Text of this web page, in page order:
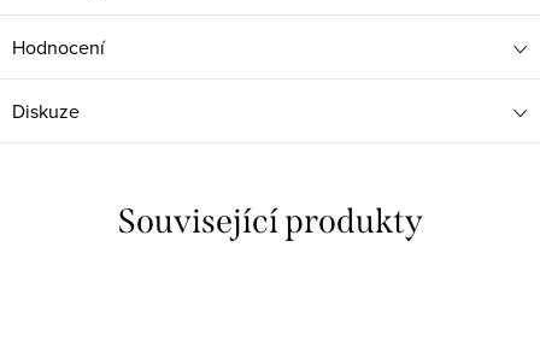
Hodnocení
Diskuze
Související produkty